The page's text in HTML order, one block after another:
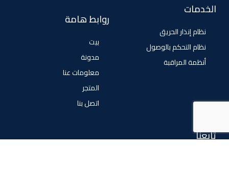
الخدمات
نظام إنذار الحريق
نظام التحكم بالوصول
أنظمة المراقبة
روابط هامة
بيت
مدونة
معلومات عنا
المتجر
اتصل بنا
تابعنا